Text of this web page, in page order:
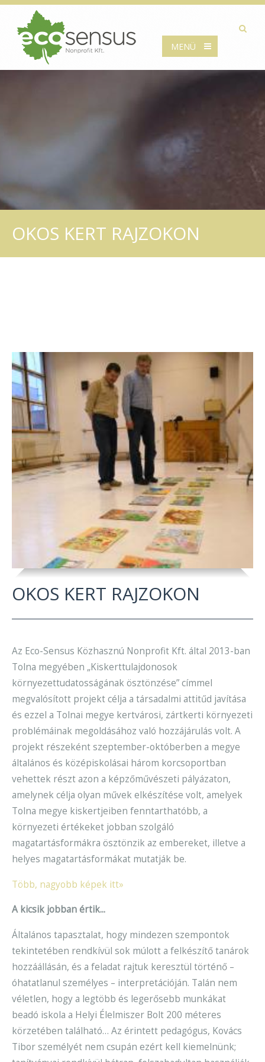
MENÜ
OKOS KERT RAJZOKON
OKOS KERT RAJZOKON
Az Eco-Sensus Közhasznú Nonprofit Kft. által 2013-ban
Tolna megyében „Kiskerttulajdonosok
környezettudatosságának ösztönzése” címmel
megvalósított projekt célja a társadalmi attitűd javítása
és ezzel a Tolnai megye kertvárosi, zártkerti környezeti
problémáinak megoldásához való hozzájárulás volt. A
projekt részeként szeptember-októberben a megye
általános és középiskolásai három korcsoportban
vehettek részt azon a képzőművészeti pályázaton,
amelynek célja olyan művek elkészítése volt, amelyek
Tolna megye kiskertjeiben fenntarthatóbb, a
környezeti értékeket jobban szolgáló
magatartásformákra ösztönzik az embereket, illetve a
helyes magatartásformákat mutatják be.
Több, nagyobb képek itt»
A kicsik jobban értik...
Általános tapasztalat, hogy mindezen szempontok
tekintetében rendkívül sok múlott a felkészítő tanárok
hozzáállásán, és a feladat rajtuk keresztül történő –
óhatatlanul személyes – interpretációján. Talán nem
véletlen, hogy a legtöbb és legerősebb munkákat
beadó iskola a Helyi Élelmiszer Bolt 200 méteres
körzetében található… Az érintett pedagógus, Kovács
Tibor személyét nem csupán ezért kell kiemelnünk;